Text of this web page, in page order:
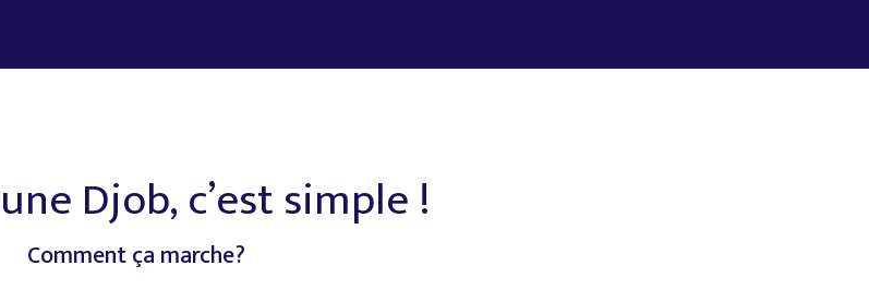
uneDjob,c’estsimple!
Commentçamarche?